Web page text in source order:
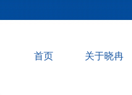
首页 关于晓冉